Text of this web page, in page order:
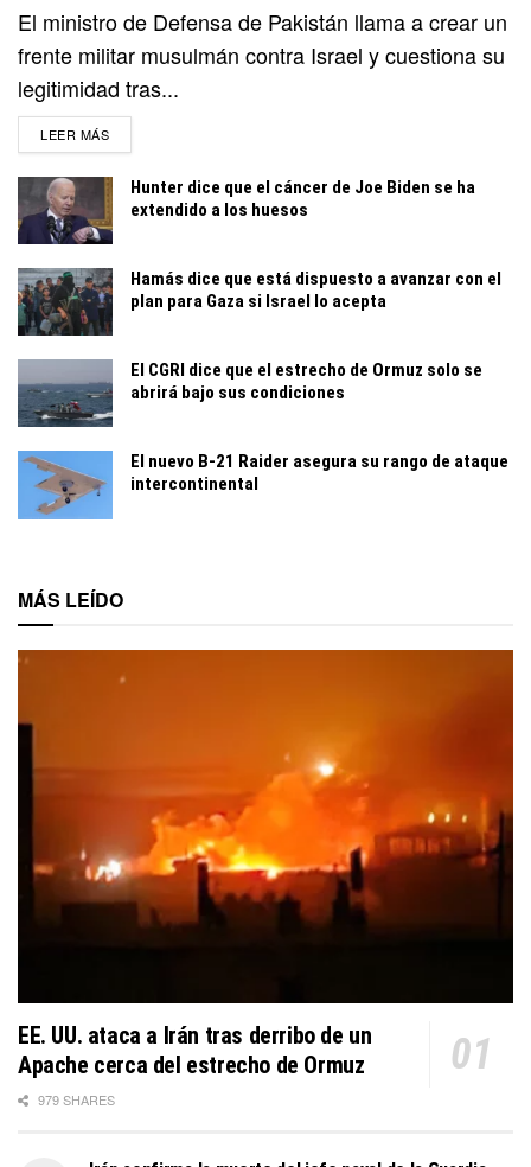
El ministro de Defensa de Pakistán llama a crear un
frente militar musulmán contra Israel y cuestiona su
legitimidad tras...
LEER MÁSDETAILS
Hunter dice que el cáncer de Joe Biden se ha
extendido a los huesos
Hamás dice que está dispuesto a avanzar con el
plan para Gaza si Israel lo acepta
El CGRI dice que el estrecho de Ormuz solo se
abrirá bajo sus condiciones
El nuevo B-21 Raider asegura su rango de ataque
intercontinental
MÁS LEÍDO
EE. UU. ataca a Irán tras derribo de un
Apache cerca del estrecho de Ormuz
979 SHARES